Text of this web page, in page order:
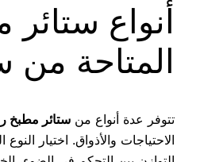
أنواع
المتاحة
تتوفر عدة أنواع من ستائر مطبخ
الاحتياجات والأذواق. اختيار